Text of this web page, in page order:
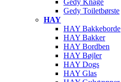
Gedy Knage
Gedy Toiletbørste
HAY
HAY Bakkeborde
HAY Bakker
HAY Bordben
HAY Bøjler
HAY Dogs
HAY Glas